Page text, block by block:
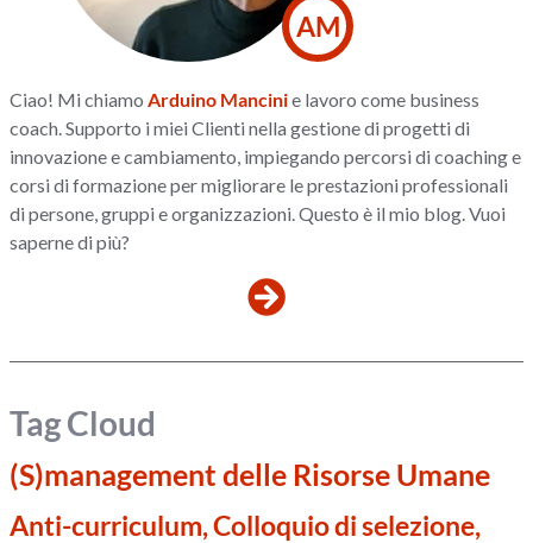
AM
Ciao! Mi chiamo Arduino Mancinie lavoro come business
coach. Supporto i miei Clienti nella gestione di progetti di
innovazione e cambiamento, impiegando percorsi di coaching e
corsi di formazione per migliorare le prestazioni professionali
di persone, gruppi e organizzazioni. Questo è il mio blog. Vuoi
saperne di più?
Tag Cloud
(S)management delle Risorse Umane
Anti-curriculum, Colloquio di selezione,